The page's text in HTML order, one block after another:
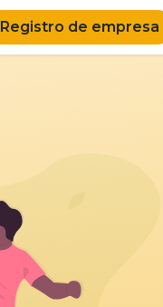
Registro de empresa